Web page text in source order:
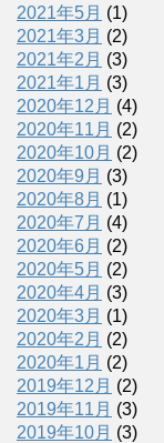
2021年5月 (1)
2021年3月 (2)
2021年2月 (3)
2021年1月 (3)
2020年12月 (4)
2020年11月 (2)
2020年10月 (2)
2020年9月 (3)
2020年8月 (1)
2020年7月 (4)
2020年6月 (2)
2020年5月 (2)
2020年4月 (3)
2020年3月 (1)
2020年2月 (2)
2020年1月 (2)
2019年12月 (2)
2019年11月 (3)
2019年10月 (3)